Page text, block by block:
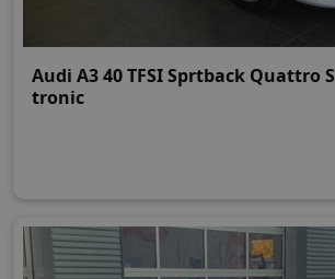
Audi A3 40 TFSI Sprtback Quattro S
tronic